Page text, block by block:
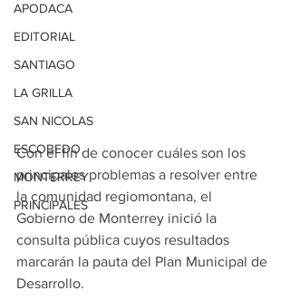
APODACA
EDITORIAL
SANTIAGO
LA GRILLA
SAN NICOLAS
ESCOBEDO
MONTERREY
PRINCIPALES
Con el fin de conocer cuáles son los
principales problemas a resolver entre
la comunidad regiomontana, el
Gobierno de Monterrey inició la
consulta pública cuyos resultados
marcarán la pauta del Plan Municipal de
Desarrollo.